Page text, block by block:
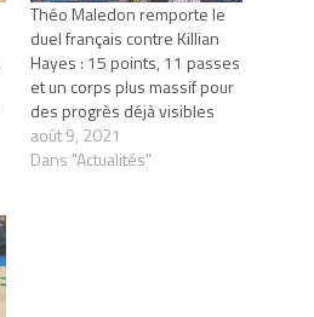
Théo Maledon remporte le
duel français contre Killian
Hayes : 15 points, 11 passes
et un corps plus massif pour
des progrès déjà visibles
août 9, 2021
Dans "Actualités"